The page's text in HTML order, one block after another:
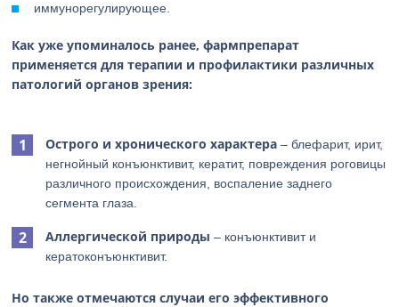
иммунорегулирующее.
Как уже упоминалось ранее, фармпрепарат
применяется для терапии и профилактики различных
патологий органов зрения:
Острого и хронического характера – блефарит, ирит,
негнойный конъюнктивит, кератит, повреждения роговицы
различного происхождения, воспаление заднего
сегмента глаза.
Аллергической природы – конъюнктивит и
кератоконъюнктивит.
Но также отмечаются случаи его эффективного